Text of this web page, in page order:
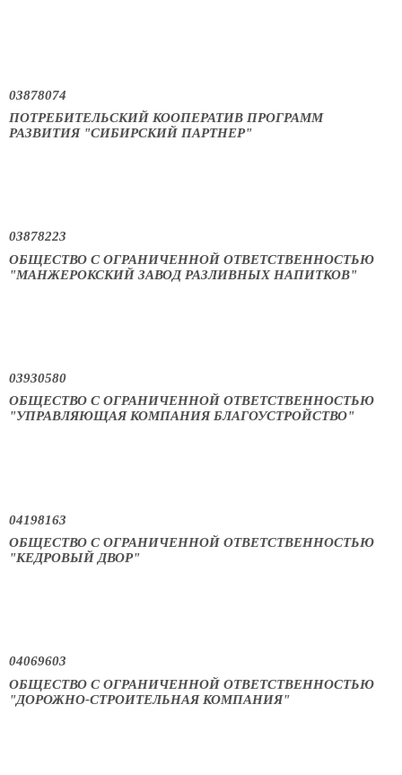
03878074
ПОТРЕБИТЕЛЬСКИЙ КООПЕРАТИВ ПРОГРАММ
РАЗВИТИЯ "СИБИРСКИЙ ПАРТНЕР"
03878223
ОБЩЕСТВО С ОГРАНИЧЕННОЙ ОТВЕТСТВЕННОСТЬЮ
"МАНЖЕРОКСКИЙ ЗАВОД РАЗЛИВНЫХ НАПИТКОВ"
03930580
ОБЩЕСТВО С ОГРАНИЧЕННОЙ ОТВЕТСТВЕННОСТЬЮ
"УПРАВЛЯЮЩАЯ КОМПАНИЯ БЛАГОУСТРОЙСТВО"
04198163
ОБЩЕСТВО С ОГРАНИЧЕННОЙ ОТВЕТСТВЕННОСТЬЮ
"КЕДРОВЫЙ ДВОР"
04069603
ОБЩЕСТВО С ОГРАНИЧЕННОЙ ОТВЕТСТВЕННОСТЬЮ
"ДОРОЖНО-СТРОИТЕЛЬНАЯ КОМПАНИЯ"